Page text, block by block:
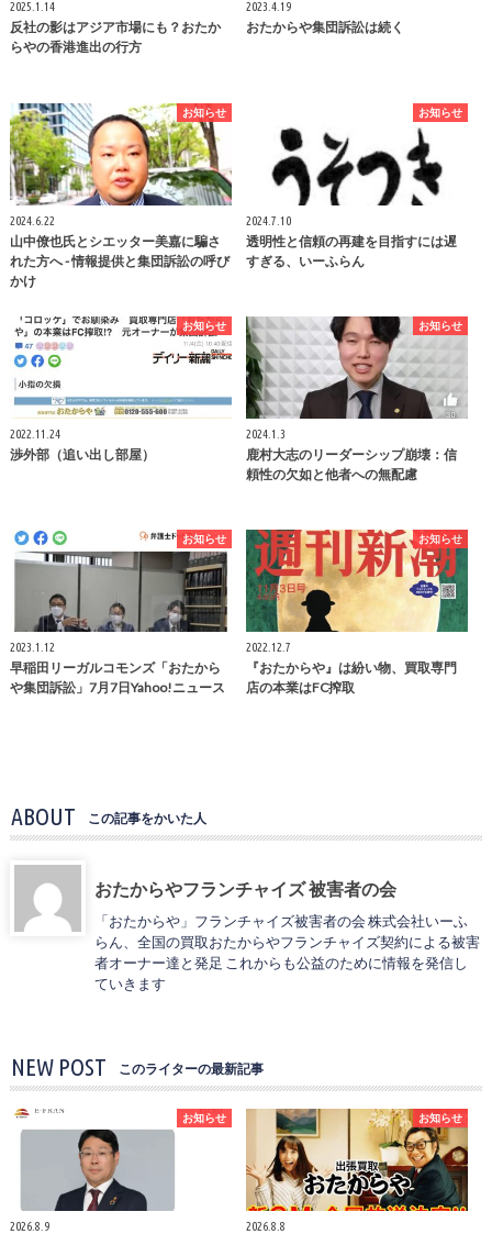
2025.1.14
反社の影はアジア市場にも？おたか
らやの香港進出の行方
2023.4.19
おたからや集団訴訟は続く
お知らせ
2024.6.22
山中僚也氏とシエッター美嘉に騙さ
れた方へ - 情報提供と集団訴訟の呼び
かけ
お知らせ
2024.7.10
透明性と信頼の再建を目指すには遅
すぎる、いーふらん
お知らせ
2022.11.24
渉外部（追い出し部屋）
お知らせ
2024.1.3
鹿村大志のリーダーシップ崩壊：信
頼性の欠如と他者への無配慮
お知らせ
2023.1.12
早稲田リーガルコモンズ「おたから
や集団訴訟」7月7日Yahoo!ニュース
お知らせ
2022.12.7
『おたからや』は紛い物、買取専門
店の本業はFC搾取
ABOUT この記事をかいた人
おたからやフランチャイズ 被害者の会
「おたからや」フランチャイズ被害者の会 株式会社いーふ
らん、全国の買取おたからやフランチャイズ契約による被害
者オーナー達と発足 これからも公益のために情報を発信し
ていきます
NEW POST このライターの最新記事
お知らせ
2026.8.9
お知らせ
2026.8.8